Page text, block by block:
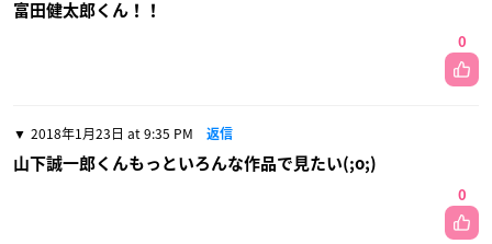
富田健太郎くん！！
0
2018年1月23日 at 9:35 PM 返信
山下誠一郎くんもっといろんな作品で見たい(;o;)
0